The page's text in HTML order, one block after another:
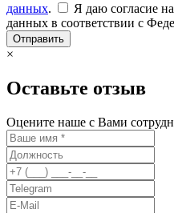
данных.
Я даю согласие
данных в соответствии с
Отправить
×
Оставьте отзыв
Оцените наше с Вами